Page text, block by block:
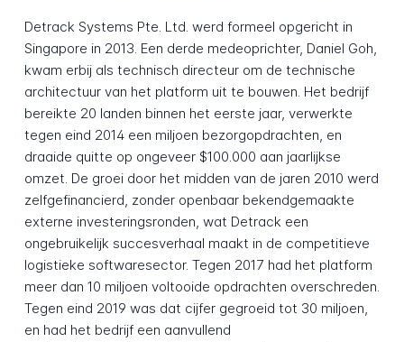
Detrack Systems Pte. Ltd. werd formeel opgericht in
Singapore in 2013. Een derde medeoprichter, Daniel Goh,
kwam erbij als technisch directeur om de technische
architectuur van het platform uit te bouwen. Het bedrijf
bereikte 20 landen binnen het eerste jaar, verwerkte
tegen eind 2014 een miljoen bezorgopdrachten, en
draaide quitte op ongeveer $100.000 aan jaarlijkse
omzet. De groei door het midden van de jaren 2010 werd
zelfgefinancierd, zonder openbaar bekendgemaakte
externe investeringsronden, wat Detrack een
ongebruikelijk succesverhaal maakt in de competitieve
logistieke softwaresector. Tegen 2017 had het platform
meer dan 10 miljoen voltooide opdrachten overschreden.
Tegen eind 2019 was dat cijfer gegroeid tot 30 miljoen,
en had het bedrijf een aanvullend